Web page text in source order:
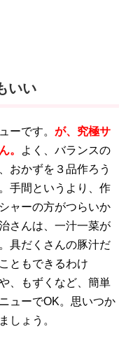
いい
ーです。 が、究極サ
。
よく、バランスの
おかずを３品作ろう
手間というより、作
ャーの方がつらいか
さんは、一汁一菜が
具だくさんの豚汁だ
ともできるわけ
、もずくなど、簡単
ューでOK。思いつか
しょう。